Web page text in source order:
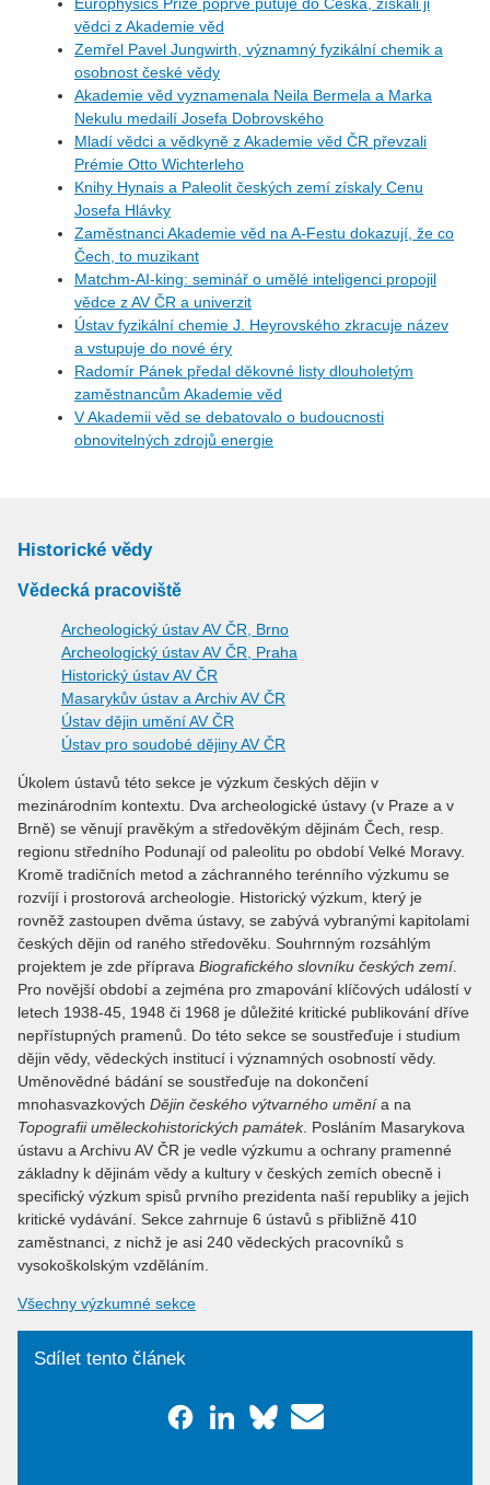
Europhysics Prize poprvé putuje do Česka, získali ji
vědci z Akademie věd
Zemřel Pavel Jungwirth, významný fyzikální chemik a
osobnost české vědy
Akademie věd vyznamenala Neila Bermela a Marka
Nekulu medailí Josefa Dobrovského
Mladí vědci a vědkyně z Akademie věd ČR převzali
Prémie Otto Wichterleho
Knihy Hynais a Paleolit českých zemí získaly Cenu
Josefa Hlávky
Zaměstnanci Akademie věd na A-Festu dokazují, že co
Čech, to muzikant
Matchm-AI-king: seminář o umělé inteligenci propojil
vědce z AV ČR a univerzit
Ústav fyzikální chemie J. Heyrovského zkracuje název
a vstupuje do nové éry
Radomír Pánek předal děkovné listy dlouholetým
zaměstnancům Akademie věd
V Akademii věd se debatovalo o budoucnosti
obnovitelných zdrojů energie
Historické vědy
Vědecká pracoviště
Archeologický ústav AV ČR, Brno
Archeologický ústav AV ČR, Praha
Historický ústav AV ČR
Masarykův ústav a Archiv AV ČR
Ústav dějin umění AV ČR
Ústav pro soudobé dějiny AV ČR
Úkolem ústavů této sekce je výzkum českých dějin v
mezinárodním kontextu. Dva archeologické ústavy (v Praze a v
Brně) se věnují pravěkým a středověkým dějinám Čech, resp.
regionu středního Podunají od paleolitu po období Velké Moravy.
Kromě tradičních metod a záchranného terénního výzkumu se
rozvíjí i prostorová archeologie. Historický výzkum, který je
rovněž zastoupen dvěma ústavy, se zabývá vybranými kapitolami
českých dějin od raného středověku. Souhrnným rozsáhlým
projektem je zde příprava Biografického slovníku českých zemí.
Pro novější období a zejména pro zmapování klíčových událostí v
letech 1938-45, 1948 či 1968 je důležité kritické publikování dříve
nepřístupných pramenů. Do této sekce se soustřeďuje i studium
dějin vědy, vědeckých institucí i významných osobností vědy.
Uměnovědné bádání se soustřeďuje na dokončení
mnohasvazkových Dějin českého výtvarného uměnía na
Topografii uměleckohistorických památek. Posláním Masarykova
ústavu a Archivu AV ČR je vedle výzkumu a ochrany pramenné
základny k dějinám vědy a kultury v českých zemích obecně i
specifický výzkum spisů prvního prezidenta naší republiky a jejich
kritické vydávání. Sekce zahrnuje 6 ústavů s přibližně 410
zaměstnanci, z nichž je asi 240 vědeckých pracovníků s
vysokoškolským vzděláním.
Všechny výzkumné sekce
Sdílet tento článek